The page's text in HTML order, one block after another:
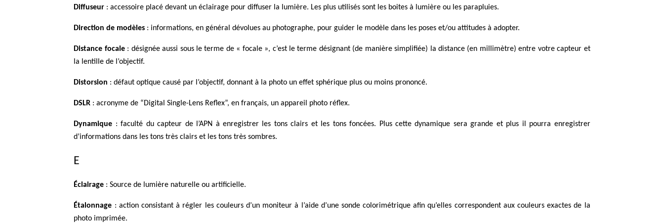
Diffuseur : accessoire placé devant un éclairage pour diffuser la lumière. Les plus utilisés sont les boites à lumière ou les parapluies.
Direction de modèles : informations, en général dévolues au photographe, pour guider le modèle dans les poses et/ou attitudes à adopter.
Distance focale: désignée aussi sous le terme de « focale », c’est le terme désignant (de manière simplifiée) la distance (en millimètre) entre votre capteur et
la lentille de l’objectif.
Distorsion : défaut optique causé par l’objectif, donnant à la photo un effet sphérique plus ou moins prononcé.
DSLR : acronyme de “Digital Single-Lens Reflex”, en français, un appareil photo réflex.
Dynamique : faculté du capteur de l’APN à enregistrer les tons clairs et les tons foncées. Plus cette dynamique sera grande et plus il pourra enregistrer
d’informations dans les tons très clairs et les tons très sombres.
E
Éclairage : Source de lumière naturelle ou artificielle.
Étalonnage : action consistant à régler les couleurs d’un moniteur à l’aide d’une sonde colorimétrique afin qu’elles correspondent aux couleurs exactes de la
photo imprimée.